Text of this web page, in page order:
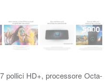
pollici HD+, processore Octa-